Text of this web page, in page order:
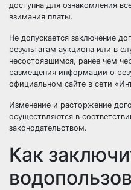
доступна для ознакомления
взимания платы.
Не допускается заключение
результатам аукциона или в
несостоявшимся, ранее чем
размещения информации о
официальном сайте в сети
Изменение и расторжение
осуществляются в
законодательством.
Как